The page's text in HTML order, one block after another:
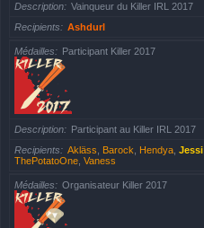
Description
Vainqueur du Killer IRL 2017
Recipients
Ashdurl
Médailles Participant Killer 2017
Description
Participant au Killer IRL 2017
Recipients
Akläss Barock Hendya Jessi
ThePotatoOne Vaness
Médailles Organisateur Killer 2017